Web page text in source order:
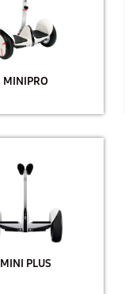
MINIPRO
MINI PLUS